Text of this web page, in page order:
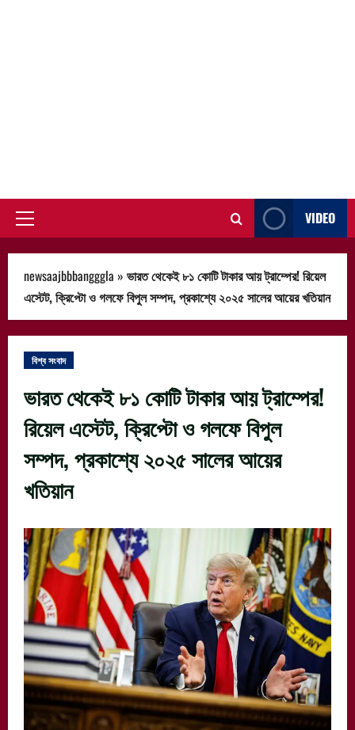
Primary
VIDEO
newsaajbbbangggla » ভারত থেকেই ৮১ কোটি টাকার আয় ট্রাম্পের! রিয়েল
এস্টেট, ক্রিপ্টো ও গলফে বিপুল সম্পদ, প্রকাশ্যে ২০২৫ সালের আয়ের খতিয়ান
বিশ্ব সংবাদ
ভারত থেকেই ৮১ কোটি টাকার আয় ট্রাম্পের!
রিয়েল এস্টেট, ক্রিপ্টো ও গলফে বিপুল
সম্পদ, প্রকাশ্যে ২০২৫ সালের আয়ের
খতিয়ান